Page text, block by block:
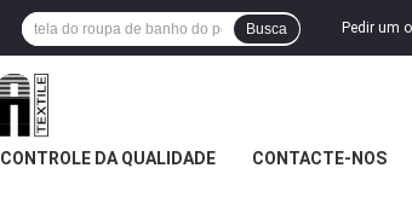
Pedir um
Busca
CONTROLE DA QUALIDADE CONTACTE-NOS